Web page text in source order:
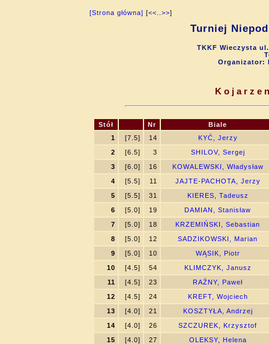
[Strona główna] [<< >>]
Turniej
TKKF Wieczysta
Organizator:
Stół Nr
Biale
1
[7.5] 14
KYĆ, Jerzy
2
[6.5] 3
SHILOV, Sergej
3
[6.0] 16
KOWALEWSKI, Władysław
4
[5.5] 11
JAJTE-PACHOTA, Jerzy
5
[5.5] 31
KIERES, Tadeusz
6
[5.0] 19
DAMIAN, Stanisław
7
[5.0] 18
KRZEMIŃSKI, Sebastian
8
[5.0] 12
SADZIKOWSKI, Marian
9
[5.0] 10
WĄSIK, Piotr
10
[4.5] 54
KLIMCZYK, Janusz
11
[4.5] 23
RAŹNY, Paweł
12
[4.5] 24
KREFT, Wojciech
13
[4.0] 21
KOSZTYŁA, Andrzej
14
[4.0] 26
SZCZUREK, Krzysztof
15
[4.0] 27
OLEKSY, Helena